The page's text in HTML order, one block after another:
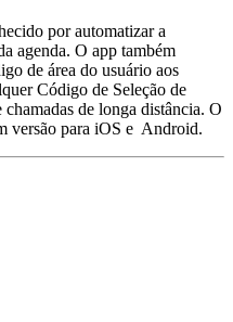
por automatizar a
agenda. O app também
de área do usuário aos
Código de Seleção de
de longa distância. O
versão para iOS e Android.